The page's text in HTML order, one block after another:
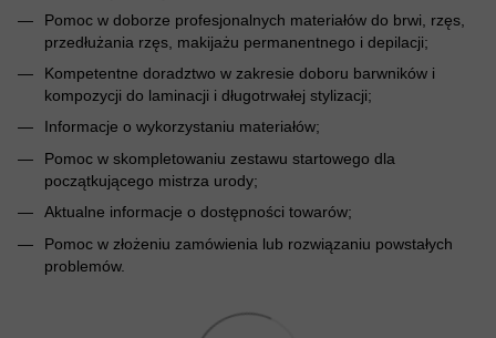
Pomoc w doborze profesjonalnych materiałów do brwi, rzęs,
przedłużania rzęs, makijażu permanentnego i depilacji;
Kompetentne doradztwo w zakresie doboru barwników i
kompozycji do laminacji i długotrwałej stylizacji;
Informacje o wykorzystaniu materiałów;
Pomoc w skompletowaniu zestawu startowego dla
początkującego mistrza urody;
Aktualne informacje o dostępności towarów;
Pomoc w złożeniu zamówienia lub rozwiązaniu powstałych
problemów.